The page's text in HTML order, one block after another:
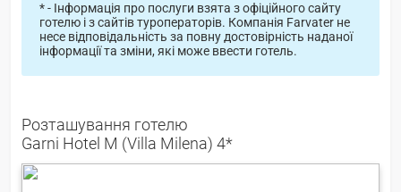
* - Інформація про послуги взята з офіційного сайту
готелю і з сайтів туроператорів. Компанія Farvater не
несе відповідальність за повну достовірність наданої
інформації та зміни, які може ввести готель.
Розташування готелю
Garni Hotel M (Villa Milena) 4*